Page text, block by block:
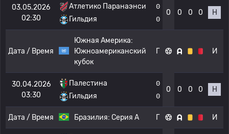
03.05.2026
02:30
Атлетико Паранаэнси
Гильдия
0
0
0 0 0 0 Н
Дата / Время
Южная Америка:
Южноамериканский
кубок
Г И
30.04.2026
03:30
Палестина
Гильдия
0
0
0 0 0 0 Н
Дата / Время Бразилия: Серия А Г И